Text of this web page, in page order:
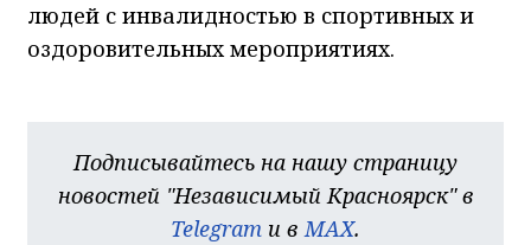
людей с инвалидностью в спортивных и
оздоровительных мероприятиях.
Подписывайтесь на нашу страницу
новостей "Независимый Красноярск" в
Telegram и вMAX.